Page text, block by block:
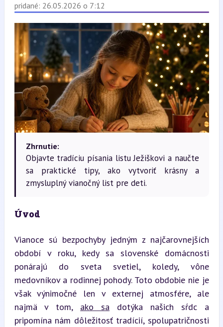
pridané: 26.05.2026 o 7:12
Zhrnutie:
Objavte tradíciu písania listu Ježiškovi a naučte
sa praktické tipy, ako vytvoriť krásny a
zmysluplný vianočný list pre deti.
Úvod
Vianoce sú bezpochyby jedným z najčarovnejších
období v roku, kedy sa slovenské domácnosti
ponárajú do sveta svetiel, koledy, vône
medovníkov a rodinnej pohody. Toto obdobie nie je
však výnimočné len v externej atmosfére, ale
najmä v tom, ako sa dotýka našich sŕdc a
pripomína nám dôležitosť tradícií, spolupatričnosti